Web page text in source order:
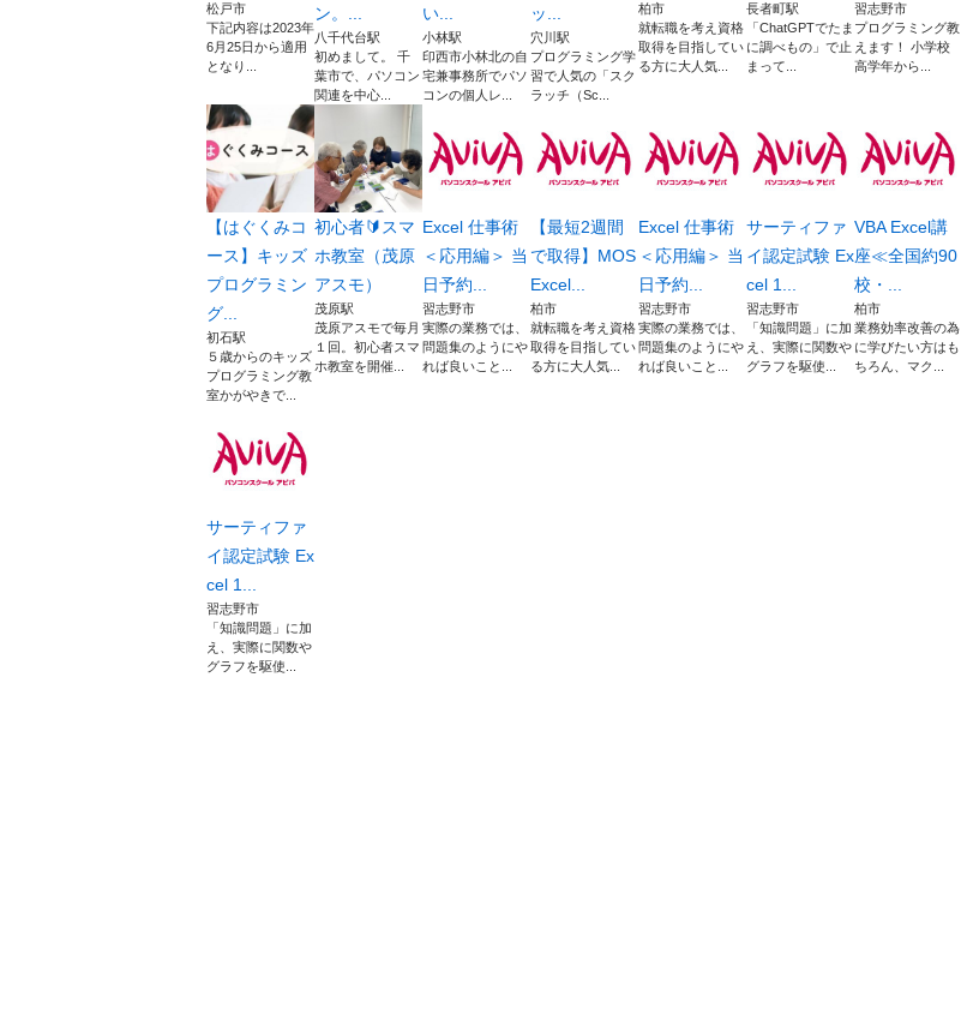
松戸市
下記内容は2023年
6月25日から適用
となり...
ン。...
八千代台駅
初めまして。 千
葉市で、パソコン
関連を中心...
い...
小林駅
印西市小林北の自
宅兼事務所でパソ
コンの個人レ...
ッ...
穴川駅
プログラミング学
習で人気の「スク
ラッチ（Sc...
柏市
就転職を考え資格
取得を目指してい
る方に大人気...
長者町駅
「ChatGPTでたま
に調べもの」で止
まって...
習志野市
プログラミング教
えます！ 小学校
高学年から...
【はぐくみコ
ース】キッズ
プログラミン
グ...
初石駅
５歳からのキッズ
プログラミング教
室かがやきで...
初心者🔰スマ
ホ教室（茂原
アスモ）
茂原駅
茂原アスモで毎月
１回。初心者スマ
ホ教室を開催...
Excel 仕事術
＜応用編＞ 当
日予約...
習志野市
実際の業務では、
問題集のようにや
れば良いこと...
【最短2週間
で取得】MOS
Excel...
柏市
就転職を考え資格
取得を目指してい
る方に大人気...
Excel 仕事術
＜応用編＞ 当
日予約...
習志野市
実際の業務では、
問題集のようにや
れば良いこと...
サーティファ
イ認定試験 Ex
cel 1...
習志野市
「知識問題」に加
え、実際に関数や
グラフを駆使...
VBA Excel講
座≪全国約90
校・...
柏市
業務効率改善の為
に学びたい方はも
ちろん、マク...
サーティファ
イ認定試験 Ex
cel 1...
習志野市
「知識問題」に加
え、実際に関数や
グラフを駆使...